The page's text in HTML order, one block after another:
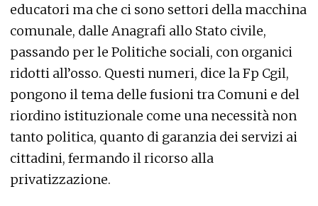
educatori ma che ci sono settori della macchina
comunale, dalle Anagrafi allo Stato civile,
passando per le Politiche sociali, con organici
ridotti all’osso. Questi numeri, dice la Fp Cgil,
pongono il tema delle fusioni tra Comuni e del
riordino istituzionale come una necessità non
tanto politica, quanto di garanzia dei servizi ai
cittadini, fermando il ricorso alla
privatizzazione.